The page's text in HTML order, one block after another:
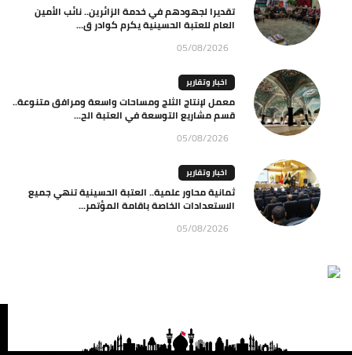
تقديرا لجهودهم في خدمة الزائرين.. نائب الأمين
العام للعتبة الحسينية يكرم كوادر ق...
05/08/2026
اخبار وتقارير
معمل لإنتاج الثلج ومساحات واسعة ومرافق متنوعة..
قسم مشاريع التوسعة في العتبة الح...
05/08/2026
اخبار وتقارير
ثمانية محاور علمية.. العتبة الحسينية تنهي جميع
الاستعدادات الخاصة باقامة المؤتمر...
05/08/2026